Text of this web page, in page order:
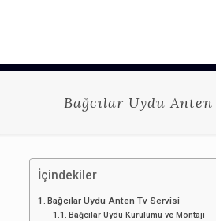
Bağcılar Uydu
İçindekiler
Bağcılar Uydu Anten Tv Servisi
Bağcılar Uydu Kurulumu ve Montajı